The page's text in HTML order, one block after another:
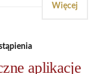
Więcej
aplikacje